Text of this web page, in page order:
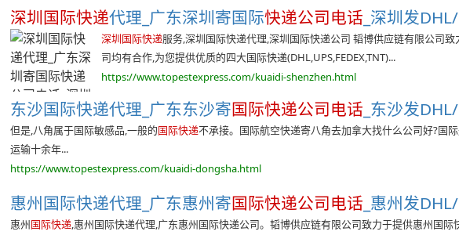
深圳国际快递代理_广东深圳寄国际快递公司电话 _深圳发
深圳国际快递服务,深圳国际快递代理,深圳国际快递公司 韬博供应链有限公司
司均有合作,为您提供优质的四大国际快递(DHL,UPS,FEDEX,TNT)...
https://www.topestexpress.com/kuaidi-shenzhen.html
东沙国际快递代理_广东东沙寄国际快递公司电话 _东沙发
但是,八角属于国际敏感品,一般的国际快递不承接。国际航空快递寄八角去加拿大找什么公司好?国
运输十余年...
https://www.topestexpress.com/kuaidi-dongsha.html
惠州国际快递代理_广东惠州寄国际快递公司电话 _惠州发
惠州国际快递,惠州国际快递代理,广东惠州国际快递公司。韬博供应链有限公司致力于提供惠州国